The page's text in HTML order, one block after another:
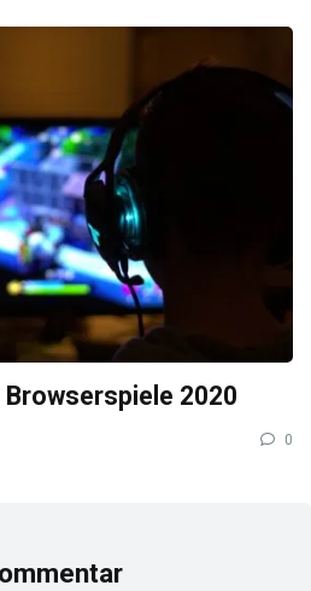
2020
0